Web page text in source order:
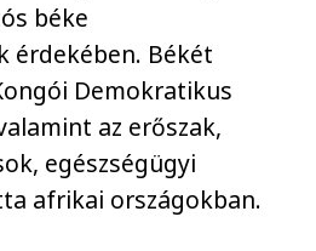
béke
érdekében. Békét
Demokratikus
az erőszak,
egészségügyi
afrikai országokban.